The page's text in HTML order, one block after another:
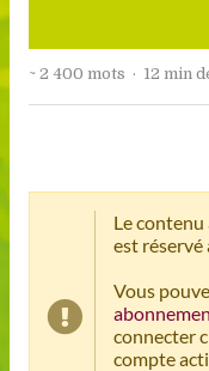
~ 2 400 mots · 12 min
Le
est réservé
Vous
connecter
compte